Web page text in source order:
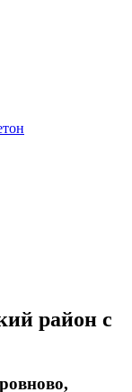
район с